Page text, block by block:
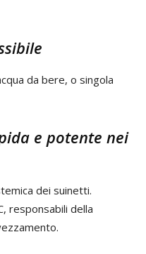
da bere, o singola
e potente nei
dei suinetti.
responsabili della